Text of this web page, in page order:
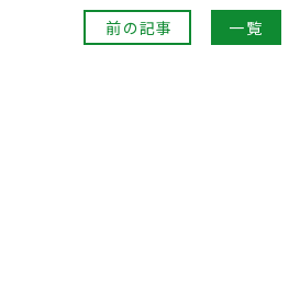
前の記事 一覧